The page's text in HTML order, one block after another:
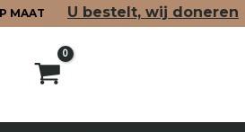
MAAT U bestelt, wij doneren